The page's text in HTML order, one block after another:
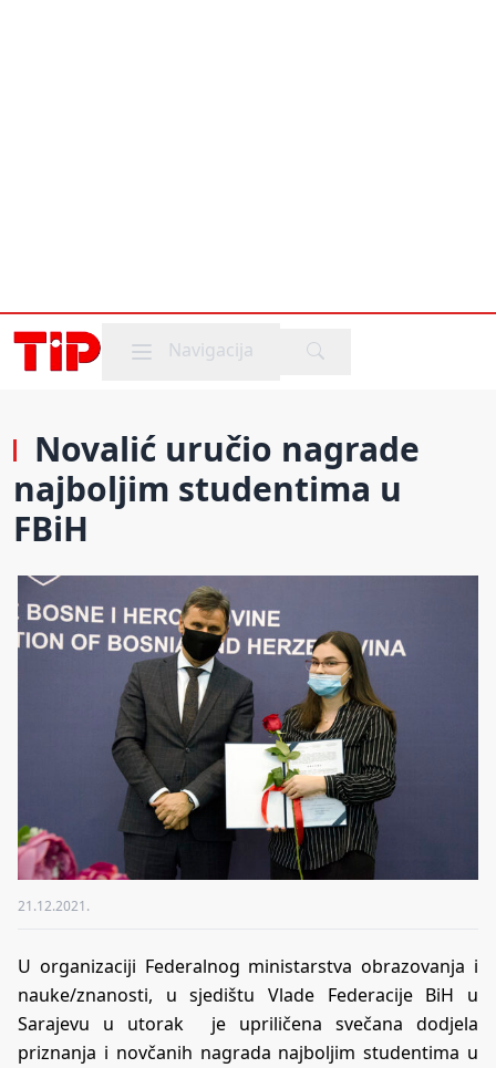
Mobile menu
Navigacija
Novalić uručio nagrade
najboljim studentima u
FBiH
21.12.2021.
U organizaciji Federalnog ministarstva obrazovanja i
nauke/znanosti, u sjedištu Vlade Federacije BiH u
Sarajevu u utorak je upriličena svečana dodjela
priznanja i novčanih nagrada najboljim studentima u